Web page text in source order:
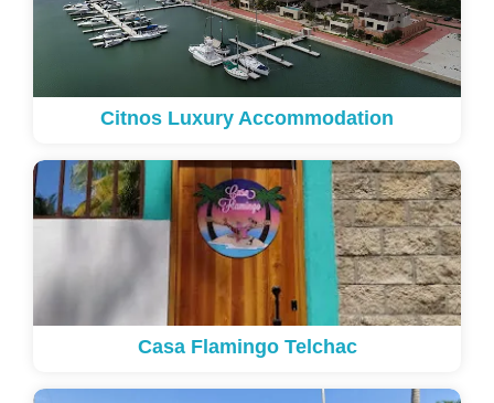
Citnos Luxury Accommodation
Casa Flamingo Telchac